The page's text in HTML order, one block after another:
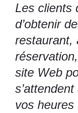
Les clients
d’obtenir
restaurant,
site Web
vos heures